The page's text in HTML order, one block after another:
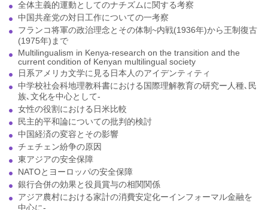
全体主義的運動としてのナチズムに関する考察
中国共産党の対日工作についての一考察
フランコ将軍の政治理念とその体制~内戦(1936年)から王制復古
(1975年)まで
Multilingualism in Kenya-research on the transition and the
current condition of Kenyan multilingual society
日系アメリカ文学に見る日本人のアイデンティティ
中学校社会科地理教科書における国際理解教育の研究ー人種､民
族､文化を中心として-
女性の役割における日米比較
民主的平和論についての批判的検討
中国経済の変容とその影響
チェチェン紛争の原因
東アジアの安全保障
NATOとヨーロッパの安全保障
銀行合併の効果と役員賞与の相関関係
アジア農村における家計の消費安定化ーインフォーマル金融を
中心に-